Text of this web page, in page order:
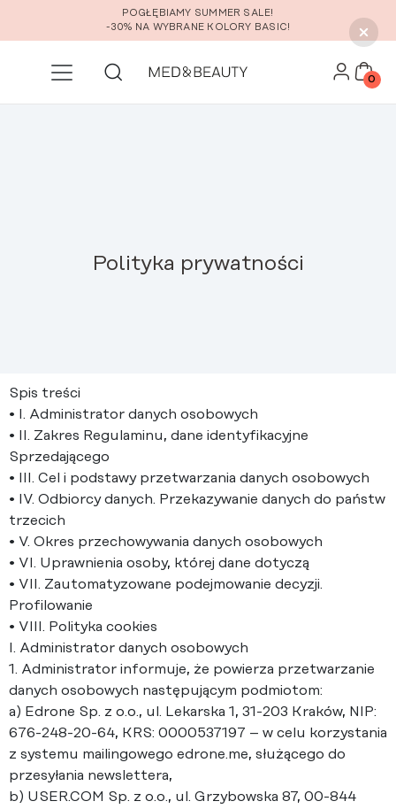
Przejdź do głównej zawartości
POGŁĘBIAMY SUMMER SALE!
-30% NA WYBRANE KOLORY BASIC!
0
Polityka prywatności
Spis treści
• I. Administrator danych osobowych
• II. Zakres Regulaminu, dane identyfikacyjne
Sprzedającego
• III. Cel i podstawy przetwarzania danych osobowych
• IV. Odbiorcy danych. Przekazywanie danych do państw
trzecich
• V. Okres przechowywania danych osobowych
• VI. Uprawnienia osoby, której dane dotyczą
• VII. Zautomatyzowane podejmowanie decyzji.
Profilowanie
• VIII. Polityka cookies
I. Administrator danych osobowych
1. Administrator informuje, że powierza przetwarzanie
danych osobowych następującym podmiotom:
a) Edrone Sp. z o.o., ul. Lekarska 1, 31-203 Kraków, NIP:
676-248-20-64, KRS: 0000537197 – w celu korzystania
z systemu mailingowego edrone.me, służącego do
przesyłania newslettera,
b) USER.COM Sp. z o.o., ul. Grzybowska 87, 00-844